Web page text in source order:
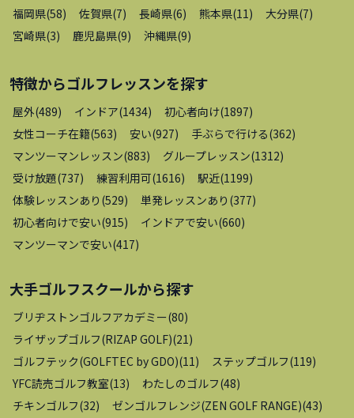
福岡県(58) 佐賀県(7) 長崎県(6) 熊本県(11 ) 大分県(7)
宮崎県(3) 鹿児島県(9) 沖縄県(9)
特徴からゴルフレッスンを探す
屋外(489) インドア(1434) 初心者向け(1897)
女性コーチ在籍(563) 安い(927) 手ぶらで行ける(362)
マンツーマンレッスン(883) グループレッスン(1312)
受け放題(737) 練習利用可(1616) 駅近(1199)
体験レッスンあり (529) 単発レッスンあり (377)
初心者向けで安い(915) インドアで安い(660)
マンツーマンで安い(417)
大手ゴルフスクールから探す
ブリヂストンゴルフアカデミー(80)
ライザップゴルフ(RIZAP GOLF)(21 )
ゴルフテック(GOLFTEC by GDO)(11 ) ステップゴルフ(119)
YFC読売ゴルフ教室(13) わたしのゴルフ(48)
チキンゴルフ(32) ゼンゴルフレンジ(ZEN GOLF RANGE)(43)